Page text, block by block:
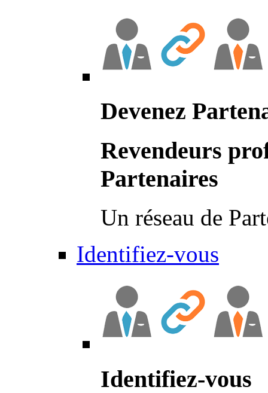
Devenez
Revendeurs
Partenaires
Un réseau de
Identifiez-vous
Identifiez-vous